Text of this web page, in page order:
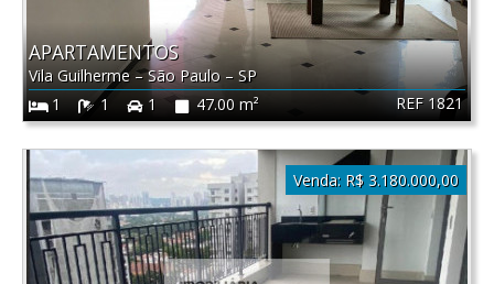
REF 1821
APARTAMENTOS
Vila Guilherme–São Paulo – SP
1
1 1 47.00 m²
Venda: R$ 3.180.000,00